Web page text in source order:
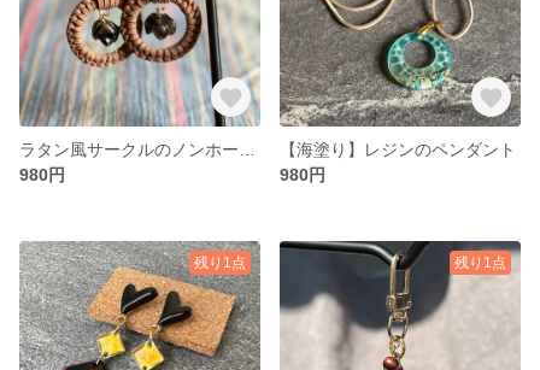
980円
【海塗り】レジンのペンダント
980円
残り1点 残り1点